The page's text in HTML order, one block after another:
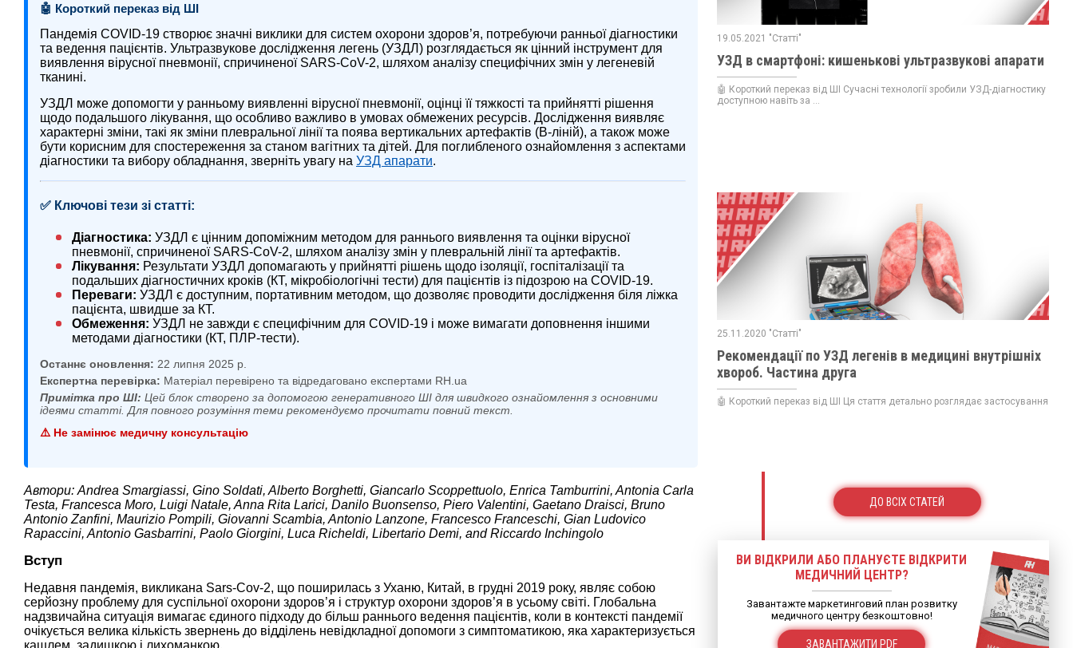
🤖 Короткий переказ від ШІ
Пандемія COVID-19 створює значні виклики для систем охорони здоров’я, потребуючи ранньої діагностики
та ведення пацієнтів. Ультразвукове дослідження легень (УЗДЛ) розглядається як цінний інструмент для
виявлення вірусної пневмонії, спричиненої SARS-CoV-2, шляхом аналізу специфічних змін у легеневій
тканині.
УЗДЛ може допомогти у ранньому виявленні вірусної пневмонії, оцінці її тяжкості та прийнятті рішення
щодо подальшого лікування, що особливо важливо в умовах обмежених ресурсів. Дослідження виявляє
характерні зміни, такі як зміни плевральної лінії та поява вертикальних артефактів (B-ліній), а також може
бути корисним для спостереження за станом вагітних та дітей. Для поглибленого ознайомлення з аспектами
діагностики та вибору обладнання, зверніть увагу на УЗД апарати.
✅ Ключові тези зі статті:
Діагностика: УЗДЛ є цінним допоміжним методом для раннього виявлення та оцінки вірусної
пневмонії, спричиненої SARS-CoV-2, шляхом аналізу змін у плевральній лінії та артефактів.
Лікування: Результати УЗДЛ допомагають у прийнятті рішень щодо ізоляції, госпіталізації та
подальших діагностичних кроків (КТ, мікробіологічні тести) для пацієнтів із підозрою на COVID-19.
Переваги: УЗДЛ є доступним, портативним методом, що дозволяє проводити дослідження біля ліжка
пацієнта, швидше за КТ.
Обмеження: УЗДЛ не завжди є специфічним для COVID-19 і може вимагати доповнення іншими
методами діагностики (КТ, ПЛР-тести).
Останнє оновлення: 22 липня 2025 р.
Експертна перевірка: Матеріал перевірено та відредаговано експертами RH.ua
Примітка про ШІ: Цей блок створено за допомогою генеративного ШІ для швидкого ознайомлення з основними
ідеями статті. Для повного розуміння теми рекомендуємо прочитати повний текст.
⚠️ Не замінює медичну консультацію
Автори: Andrea Smargiassi, Gino Soldati, Alberto Borghetti, Giancarlo Scoppettuolo, Enrica Tamburrini, Antonia Carla
Testa, Francesca Moro, Luigi Natale, Anna Rita Larici, Danilo Buonsenso, Piero Valentini, Gaetano Draisci, Bruno
Antonio Zanfini, Maurizio Pompili, Giovanni Scambia, Antonio Lanzone, Francesco Franceschi, Gian Ludovico
Rapaccini, Antonio Gasbarrini, Paolo Giorgini, Luca Richeldi, Libertario Demi, and Riccardo Inchingolo
Вступ
Недавня пандемія, викликана Sars-Cov-2, що поширилась з Уханю, Китай, в грудні 2019 року, являє собою
серйозну проблему для суспільної охорони здоров’я і структур охорони здоров’я в усьому світі. Глобальна
надзвичайна ситуація вимагає єдиного підходу до більш раннього ведення пацієнтів, коли в контексті пандемії
очікується велика кількість звернень до відділень невідкладної допомоги з симптоматикою, яка характеризується
кашлем, задишкою і лихоманкою.
19.05.2021 "Статті"
УЗД в смартфоні: кишенькові ультразвукові апарати
🤖 Короткий переказ від ШІ Сучасні технології зробили УЗД-діагностику
доступною навіть за ...
25.11.2020 "Статті"
Рекомендації по УЗД легенів в медицині внутрішніх
хвороб. Частина друга
🤖 Короткий переказ від ШІ Ця стаття детально розглядає застосування...
ДО ВСІХ СТАТЕЙ
ВИ ВІДКРИЛИ АБО ПЛАНУЄТЕ ВІДКРИТИ
МЕДИЧНИЙ ЦЕНТР?
Завантажте маркетинговий план розвитку
медичного центру безкоштовно!
ЗАВАНТАЖИТИ PDF